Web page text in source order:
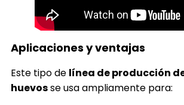
Aplicaciones y ventajas
Este tipo de línea de producción
huevosse usa ampliamente para: